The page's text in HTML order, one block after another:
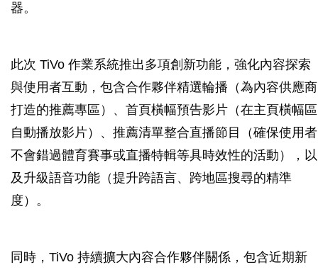
器。
此次 TiVo 作業系統推出多項創新功能，強化內容探索
與使用者互動，包含合作夥伴精選輪播（為內容供應商
打造的推薦專區）、首頁橫幅預告影片（在主頁橫幅區
自動播放影片）、推薦清單整合直播節目（確保使用者
不會錯過體育賽事或直播特輯等具時效性的活動），以
及升級語音功能（提升跨語言、跨地區搜尋的精準
度）。
同時，TiVo 持續擴大內容合作夥伴關係，包含近期新